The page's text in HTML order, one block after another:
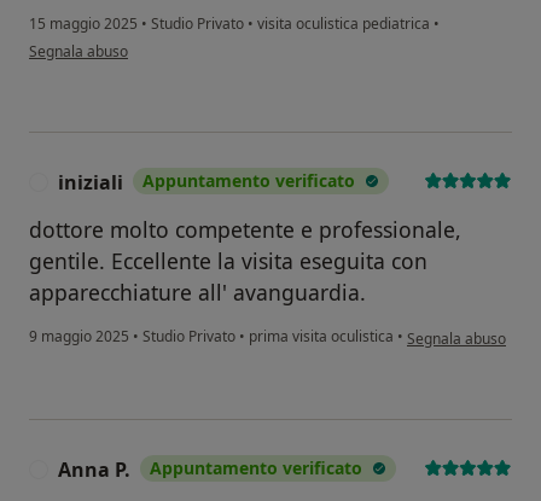
15 maggio 2025 • Studio Privato • visita oculistica pediatrica •
secondo l'opinione dell'utente Daniela Falciano
Segnala abuso
iniziali Appuntamento verificato
dottore molto competente e professionale,
gentile. Eccellente la visita eseguita con
apparecchiature all' avanguardia.
9 maggio 2025 • Studio Privato • prima visita oculistica • secondo l'opinione
Segnala abuso
Anna P. Appuntamento verificato